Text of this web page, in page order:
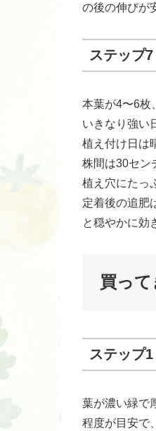
の後の伸びが
ステップ
本葉が4〜6枚
いきなり強い
植え付け日は
株間は30セン
植え穴にたっ
定着後の追肥
と穏やかに効
買っ
ステップ
葉が濃い緑で
程度が目安で